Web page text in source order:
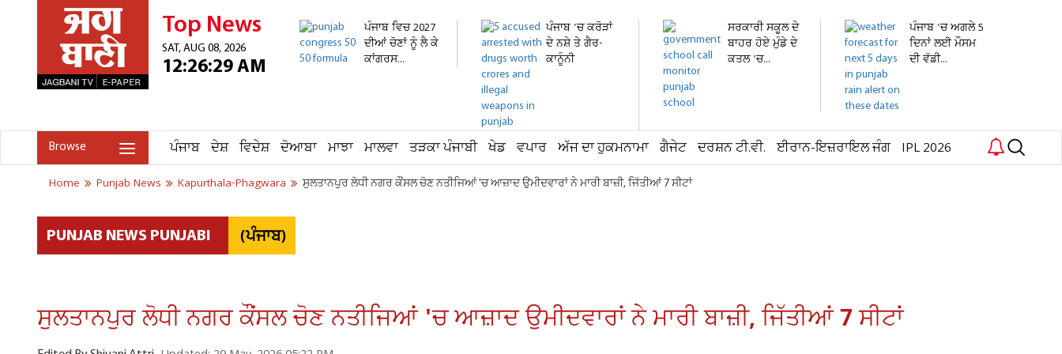
Top News
SAT, AUG 08, 2026
12:26:29 AM
ਪੰਜਾਬ ਵਿਚ 2027
ਦੀਆਂ ਚੋਣਾਂ ਨੂੰ ਲੈ ਕੇ
ਕਾਂਗਰਸ...
ਪੰਜਾਬ 'ਚ ਕਰੋੜਾਂ
ਦੇ ਨਸ਼ੇ ਤੇ ਗੈਰ-
ਕਾਨੂੰਨੀ
ਸਰਕਾਰੀ ਸਕੂਲ ਦੇ
ਬਾਹਰ ਹੋਏ ਮੁੰਡੇ ਦੇ
ਕਤਲ 'ਚ...
ਪੰਜਾਬ 'ਚ ਅਗਲੇ 5
ਦਿਨਾਂ ਲਈ ਮੌਸਮ
ਦੀ ਵੱਡੀ...
Browse ਪੰਜਾਬ ਦੇਸ਼ ਵਿਦੇਸ਼ ਦੋਆਬਾ ਮਾਝਾ ਮਾਲਵਾ ਤੜਕਾ ਪੰਜਾਬੀ ਖੇਡ ਵਪਾਰ ਅੱਜ ਦਾ ਹੁਕਮਨਾਮਾ ਗੈਜੇਟ ਦਰਸ਼ਨ ਟੀ.ਵੀ. ਈਰਾਨ-ਇਜ਼ਰਾਇਲ ਜੰਗ IPL 2026
Home Punjab News Kapurthala-Phagwara ਸੁਲਤਾਨਪੁਰ ਲੋਧੀ ਨਗਰ ਕੌਂਸਲ ਚੋਣ ਨਤੀਜਿਆਂ 'ਚ ਆਜ਼ਾਦ ਉਮੀਦਵਾਰਾਂ ਨੇ ਮਾਰੀ ਬਾਜ਼ੀ, ਜਿੱਤੀਆਂ 7 ਸੀਟਾਂ
PUNJAB NEWS PUNJABI (ਪੰਜਾਬ)
ਸੁਲਤਾਨਪੁਰ ਲੋਧੀ ਨਗਰ ਕੌਂਸਲ ਚੋਣ ਨਤੀਜਿਆਂ 'ਚ ਆਜ਼ਾਦ ਉਮੀਦਵਾਰਾਂ ਨੇ ਮਾਰੀ ਬਾਜ਼ੀ, ਜਿੱਤੀਆਂ 7 ਸੀਟਾਂ